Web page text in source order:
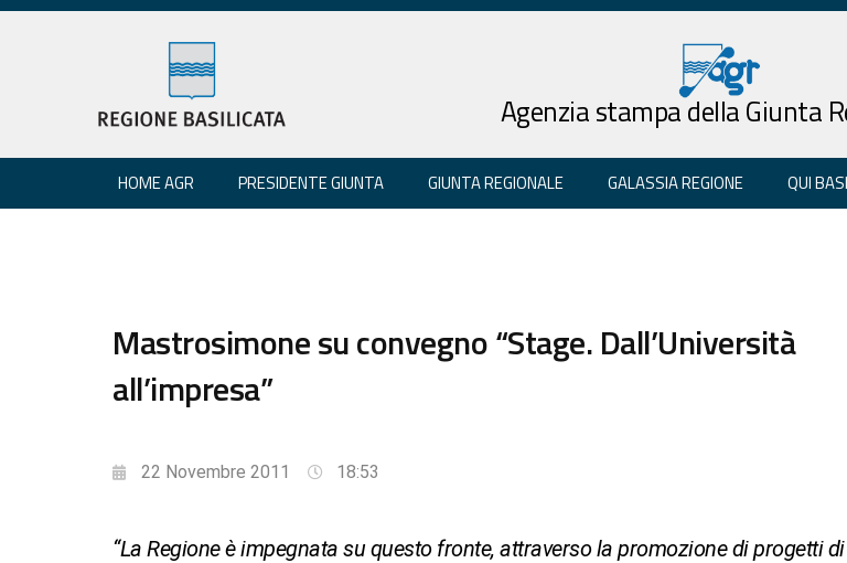
Agenzia stampa della Giunta
HOME AGR PRESIDENTE GIUNTA GIUNTA REGIONALE GALASSIA REGIONE QUI
Mastrosimone su convegno “Stage. Dall’Università
all’impresa”
22 Novembre 2011 18:53
“La Regione è impegnata su questo fronte, attraverso la promozione di progetti